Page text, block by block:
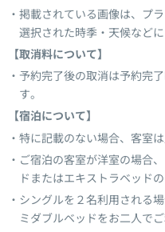
掲載されている画像は、プ
選択された時季・天候など
【取消料について】
予約完了後の取消は予約完
す。
【宿泊について】
特に記載のない場合、客室
ご宿泊の客室が洋室の場合
ドまたはエキストラベッド
シングルを２名利用される
ミダブルベッドをお二人で